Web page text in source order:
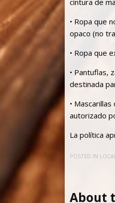
• Ropa que
opaco (no
• Ropa que
• Pantuflas,
destinada
•
autorizado
La política
POSTED IN
About